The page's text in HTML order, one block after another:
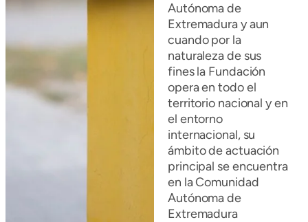
Autónoma de
Extremadura y aun
cuando por la
naturaleza de sus
fines la Fundación
opera en todo el
territorio nacional y en
el entorno
internacional, su
ámbito de actuación
principal se encuentra
en la Comunidad
Autónoma de
Extremadura